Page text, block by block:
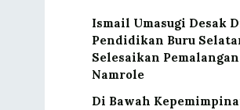
Ismail Umasugi Desak
Pendidikan Buru
Selesaikan
Namrole
Di Bawah